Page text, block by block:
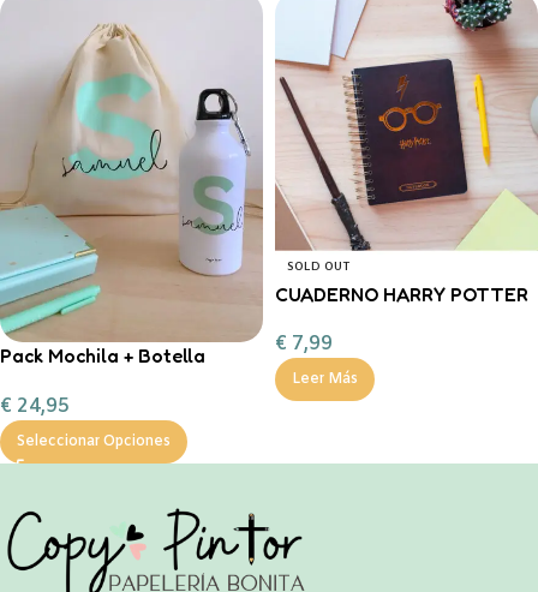
Pack Mochila + Botella
€ 24,95
Seleccionar Opciones
SOLD OUT
CUADERNO HARRY POTTER
€ 7,99
Leer Más